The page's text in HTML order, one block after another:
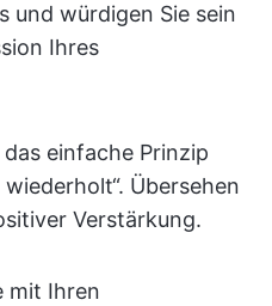
und würdigen Sie sein
Ihres
einfache Prinzip
Übersehen
Verstärkung.
mit Ihren